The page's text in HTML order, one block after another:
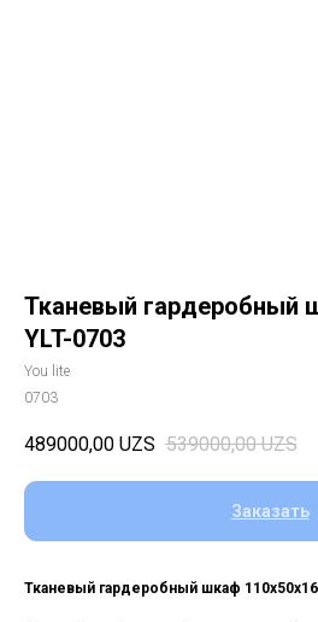
Тканевый гардеробный
YLT-0703
You lite
0703
489000,00 UZS 539000,00 UZS
Заказать
Тканевый гардеробный шкаф